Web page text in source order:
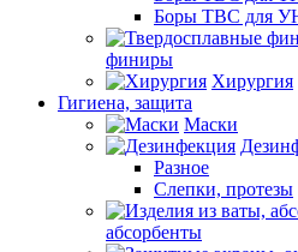
Боры ТВС для
финиры
Хирургия
Гигиена, защита
Маски
Разное
Слепки, протезы
абсорбенты